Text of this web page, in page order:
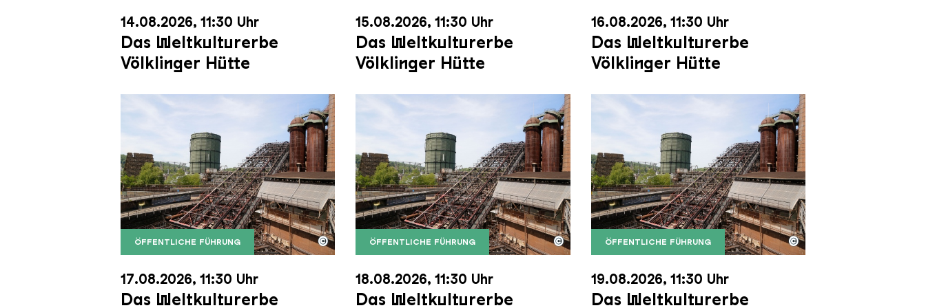
14.08.2026, 11:30 Uhr
Das Weltkulturerbe
Völklinger Hütte
15.08.2026, 11:30 Uhr
Das Weltkulturerbe
Völklinger Hütte
16.08.2026, 11:30 Uhr
Das Weltkulturerbe
Völklinger Hütte
ÖFFENTLICHE FÜHRUNG
Der Erzschrägaufzug der Völklinger Hütte mit dem Gasometer im Hintergrund
Copyright: Weltkulturerbe Völklinger Hütte | Karl Heinrich Veith
©
17.08.2026, 11:30 Uhr
Das Weltkulturerbe
ÖFFENTLICHE FÜHRUNG
Der Erzschrägaufzug der Völklinger Hütte mit dem Gasometer im Hintergrund
Copyright: Weltkulturerbe Völklinger Hütte | Karl Heinrich Veith
©
18.08.2026, 11:30 Uhr
Das Weltkulturerbe
ÖFFENTLICHE FÜHRUNG
Der Erzschrägaufzug der Völklinger Hütte mit dem
Copyright: Weltkulturerbe Völklinger Hütte | Karl
©
19.08.2026, 11:30 Uhr
Das Weltkulturerbe